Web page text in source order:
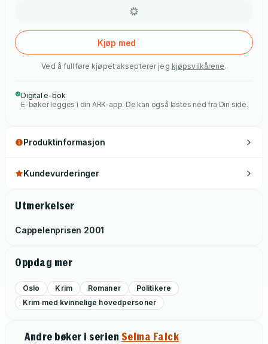
Kjøp med
Ved å fullføre kjøpet aksepterer jeg kjøpsvilkårene .
Digital e-bok
E-bøker legges i din ARK-app. De kan også lastes ned fra Din side.
Produktinformasjon
Kundevurderinger
Utmerkelser
Cappelenprisen 2001
Oppdag mer
Oslo Krim Romaner
Politikere
Krim med kvinnelige hovedpersoner
Andre bøker i serien Selma Falck